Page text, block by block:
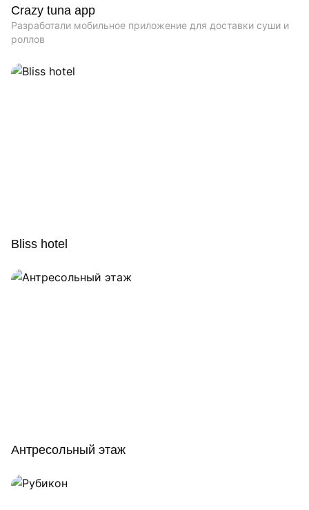
Crazy tuna app
Разработали мобильное приложение для доставки суши и
роллов
Bliss hotel
Антресольный этаж